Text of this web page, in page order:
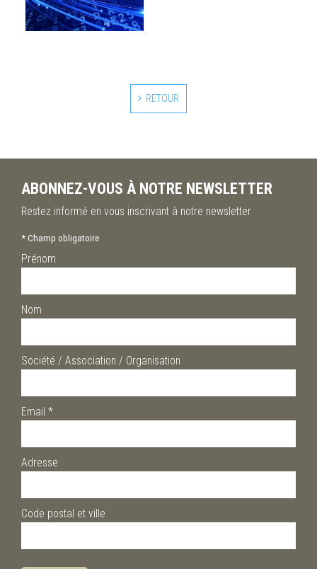
RETOUR
ABONNEZ-VOUS À NOTRE NEWSLETTER
Restez informé en vous inscrivant à notre newsletter
*Champ obligatoire
Prénom
Nom
Société / Association / Organisation
Email *
Adresse
Code postal et ville